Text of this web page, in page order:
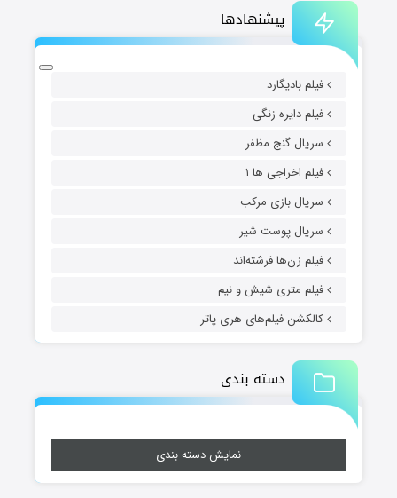
پیشنهادها
فیلم بادیگارد
فیلم دایره زنگی
سریال گنج مظفر
فیلم اخراجی ها ۱
سریال بازی مرکب
سریال پوست شیر
فیلم زن‌ها فرشته‌اند
فیلم متری شیش و نیم
کالکشن فیلم‌های هری پاتر
دسته بندی
نمایش دسته بندی